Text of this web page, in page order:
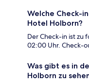
Welche Check-
Hotel Holborn?
Der Check-in ist zu
02:00 Uhr. Check-
Was gibt es in
Holborn zu